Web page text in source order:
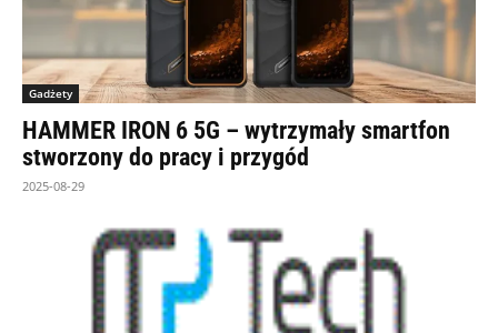
Gadżety
HAMMER IRON 6 5G – wytrzymały smartfon
stworzony do pracy i przygód
2025-08-29